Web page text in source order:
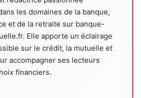
les domaines de la banque,
et de la retraite sur banque-
Elle apporte un éclairage
sur le crédit, la mutuelle et
accompagner ses lecteurs
financiers.